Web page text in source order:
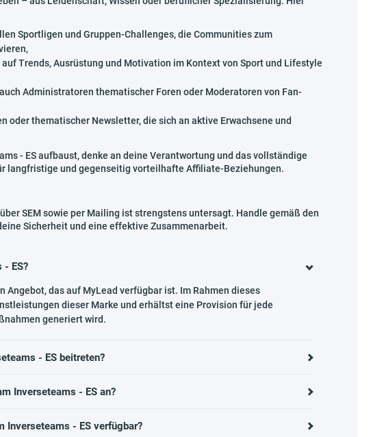
Sportligen und Gruppen-Challenges, die Communities zum
Trends, Ausrüstung und Motivation im Kontext von Sport und Lifestyle
Administratoren thematischer Foren oder Moderatoren von Fan-
oder thematischer Newsletter, die sich an aktive Erwachsene und
- ES aufbaust, denke an deine Verantwortung und das vollständige
langfristige und gegenseitig vorteilhafte Affiliate-Beziehungen.
SEM sowie per Mailing ist strengstens untersagt. Handle gemäß den
Sicherheit und eine effektive Zusammenarbeit.
- ES?
Angebot, das auf MyLead verfügbar ist. Im Rahmen dieses
dieser Marke und erhältst eine Provision für jede
generiert wird.
- ES beitreten?
Inverseteams - ES an?
Inverseteams - ES verfügbar?